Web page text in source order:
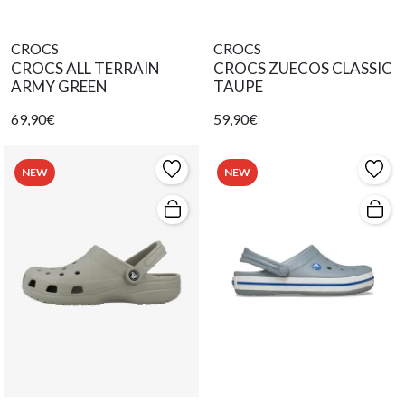
CROCS
CROCS ALL TERRAIN
ARMY GREEN
69,90€
CROCS
CROCS ZUECOS CLASSIC
TAUPE
59,90€
NEW NEW